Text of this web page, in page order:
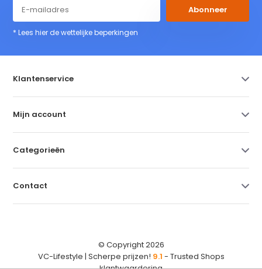
Abonneer
* Lees hier de wettelijke beperkingen
Klantenservice
Mijn account
Categorieën
Contact
© Copyright 2026
VC-Lifestyle | Scherpe prijzen! 9.1 - Trusted Shops